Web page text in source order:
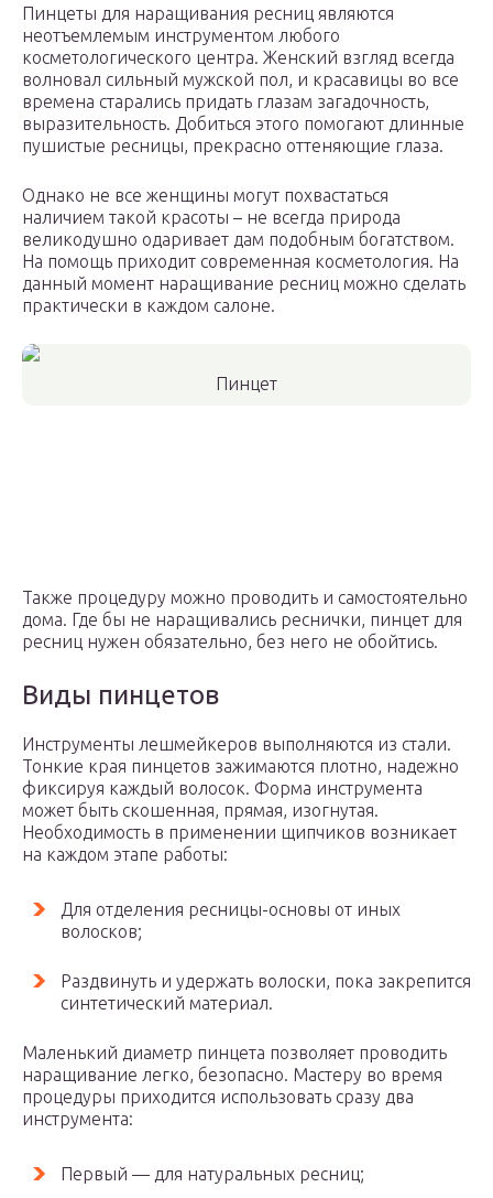
Пинцеты для наращивания ресниц являются
неотъемлемым инструментом любого
косметологического центра. Женский взгляд всегда
волновал сильный мужской пол, и красавицы во все
времена старались придать глазам загадочность,
выразительность. Добиться этого помогают длинные
пушистые ресницы, прекрасно оттеняющие глаза.
Однако не все женщины могут похвастаться
наличием такой красоты – не всегда природа
великодушно одаривает дам подобным богатством.
На помощь приходит современная косметология. На
данный момент наращивание ресниц можно сделать
практически в каждом салоне.
Пинцет
Также процедуру можно проводить и самостоятельно
дома. Где бы не наращивались реснички, пинцет для
ресниц нужен обязательно, без него не обойтись.
Виды пинцетов
Инструменты лешмейкеров выполняются из стали.
Тонкие края пинцетов зажимаются плотно, надежно
фиксируя каждый волосок. Форма инструмента
может быть скошенная, прямая, изогнутая.
Необходимость в применении щипчиков возникает
на каждом этапе работы:
Для отделения ресницы-основы от иных
волосков;
Раздвинуть и удержать волоски, пока закрепится
синтетический материал.
Маленький диаметр пинцета позволяет проводить
наращивание легко, безопасно. Мастеру во время
процедуры приходится использовать сразу два
инструмента:
Первый — для натуральных ресниц;